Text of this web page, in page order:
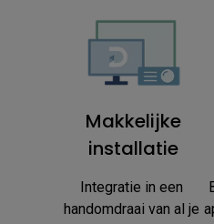
Makkelijke
installatie
Integratie in een
handomdraai van al je